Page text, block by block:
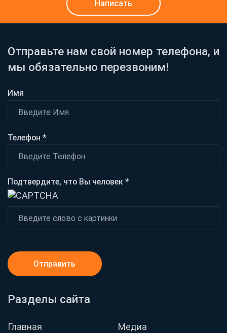
Написать
Разделы сайта
Главная
Медиа
Отправьте нам свой номер телефона, и
мы обязательно перезвоним!
Имя
Телефон *
Подтвердите, что Вы человек *
Отправить